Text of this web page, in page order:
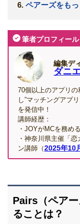
ペアーズをも
筆者プロフィール
編集デ
ダニ
70個以上のアプリ
し”マッチングアプ
を発信中！
講師経歴：
・JOYがMCを務め
・神奈川県主催「
ン講師（2025年10
Pairs（ペア
ることは？